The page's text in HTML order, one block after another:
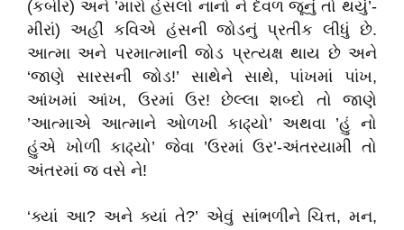
(કબીર) અને ’મારો હંસલો નાનો ને દેવળ જૂનું તો થયું’-
મીરાં) અહીં કવિએ હંસની જોડનું પ્રતીક લીધું છે.
આત્મા અને પરમાત્માની જોડ પ્રત્યક્ષ થાય છે અને
‘જાણે સારસની જોડ!’ સાથેને સાથે, પાંખમાં પાંખ,
આંખમાં આંખ, ઉરમાં ઉર! છેલ્લા શબ્દો તો જાણે
’આત્માએ આત્માને ઓળખી કાઢ્‌યો’ અથવા ’હું નો
હુંએ ખોળી કાઢ્‌યો’ જેવા ’ઉરમાં ઉર’-અંતરયામી તો
અંતરમાં જ વસે ને!
‘ક્યાં આ? અને ક્યાં તે?’ એવું સાંભળીને ચિત્ત, મન,